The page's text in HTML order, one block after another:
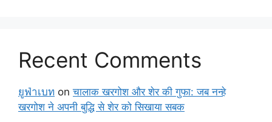
Recent Comments
ยูฟ่าเบท onचालाक खरगोश और शेर की गुफा: जब नन्हे
खरगोश ने अपनी बुद्धि से शेर को सिखाया सबक